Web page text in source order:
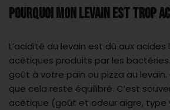
POURQUOI MON LEVAIN EST TROP
L’acidité du levain est dû aux
acétiques produits par les
goût à votre pain ou pizza au
que cela reste équilibré. C’est
acétique (goût et odeur aigre, type